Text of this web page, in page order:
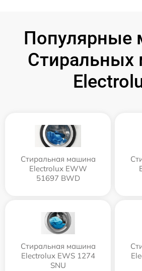
Популярные
Стиральная машина
Electrolux EWW
51697 BWD
Стиральная машина
Electrolux EWS 1274
SNU